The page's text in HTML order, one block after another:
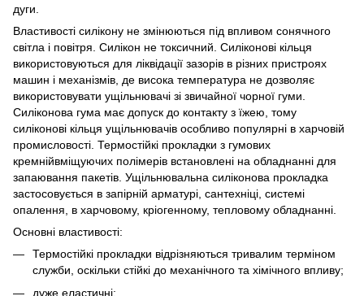
дуги.
Властивості силікону не змінюються під впливом сонячного
світла і повітря. Силікон не токсичний. Силіконові кільця
використовуються для ліквідації зазорів в різних пристроях
машин і механізмів, де висока температура не дозволяє
використовувати ущільнювачі зі звичайної чорної гуми.
Силіконова гума має допуск до контакту з їжею, тому
силіконові кільця ущільнювачів особливо популярні в харчовій
промисловості. Термостійкі прокладки з гумових
кремнійвміщуючих полімерів встановлені на обладнанні для
запаювання пакетів. Ущільнювальна силіконова прокладка
застосовується в запірній арматурі, сантехніці, системі
опалення, в харчовому, кріогенному, тепловому обладнанні.
Основні властивості:
Термостійкі прокладки відрізняються тривалим терміном
служби, оскільки стійкі до механічного та хімічного впливу;
дуже еластичні;